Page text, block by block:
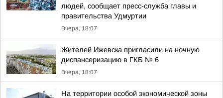
людей, сообщает пресс-служба главы и
правительства Удмуртии
Вчера, 18:07
Жителей Ижевска пригласили на ночную
диспансеризацию в ГКБ № 6
Вчера, 18:07
На территории особой экономической зоны